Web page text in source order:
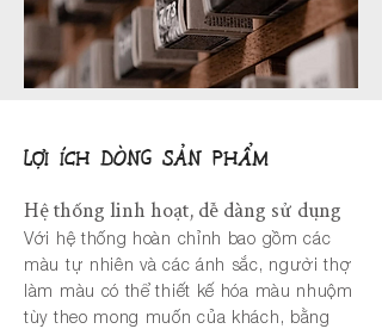
​LỢI ÍCH DÒNG SẢN PHẨM
Hệ thống linh hoạt, dễ dàng sử dụng
Với hệ thống hoàn chỉnh bao gồm các
màu tự nhiên và các ánh sắc, người thợ
làm màu có thể thiết kế hóa màu nhuộm
tùy theo mong muốn của khách, bằng